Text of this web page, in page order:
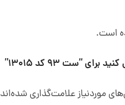
است.
“ست 93 کد 13015”
موردنیاز علامت‌گذاری شده‌اند